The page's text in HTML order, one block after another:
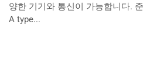
양한 기기와 통신이 가능합니다.
A type...